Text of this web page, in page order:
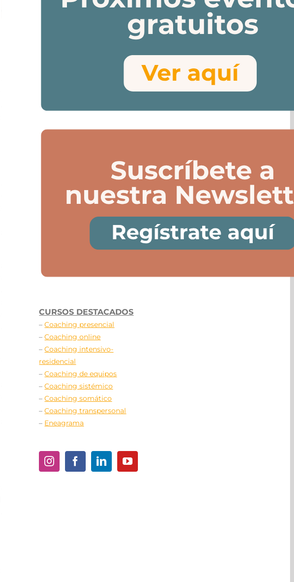
CURSOS DESTACADOS
–Coaching presencial
–Coaching online
–Coaching intensivo-
residencial
–Coaching de equipos
–Coaching sistémico
–Coaching somático
–Coaching transpersonal
– Eneagrama